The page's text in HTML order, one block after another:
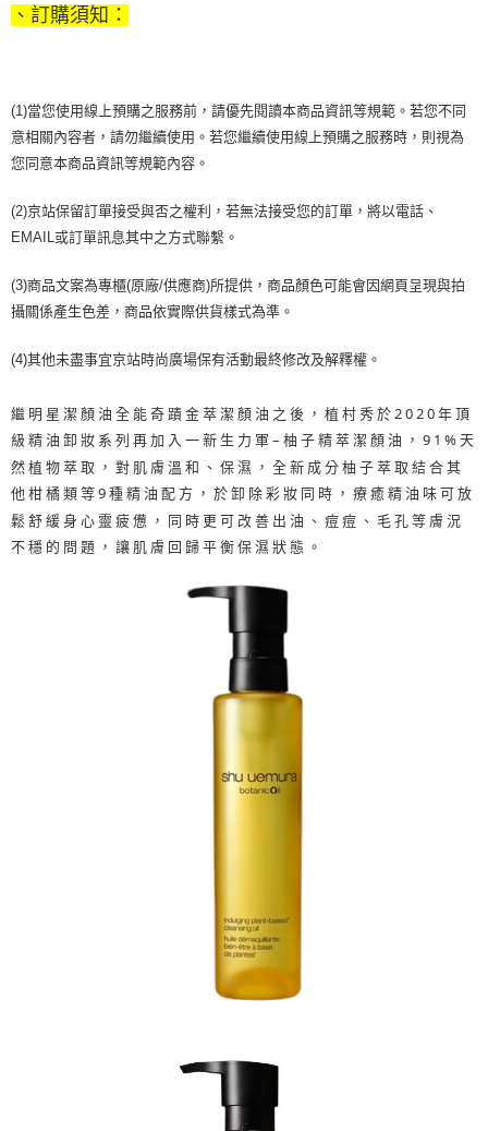
流程，驗證手機門號後，選擇欲分期的期數、繳款截止日，確認付款後即完
成交易。
法說明評估內容。
【繳款方式說明】
1.分期款項不併入電信帳單，「大哥付你分期」於每月結算日後寄送繳費提
醒簡訊。
帳／街口支付／iPASS MONEY」等通路繳費。
【注意事項】
用戶於交易時，得透過本服務購買商品或服務，並由商店將買賣／分期付款
買賣價金債權讓與本公司後，依約使用本公司帳單繳交帳款。
2.基於同意付款使用「大哥付你分期」之契約關係目的，商店將以您的個人
由本公司與您本人進行分期帳單所需資料之確認、核對及更正。
【關於「AFTEE先享後付」】
３．安心：先確認商品／服務後，再付款。
【「AFTEE先享後付」結帳流程】
１．於結帳方式選擇「AFTEE先享後付」後，將跳轉至「AFTEE先享後付」
２．訂單成立數日內，您將收到繳費通知簡訊。
３．收到繳費通知簡訊後14天內，點擊此簡訊中的連結，可透過四大超商／
購買商品的店家。未經商家同意取消之訂單仍視為有效，需透過AFTEE先享
後付繳納相關費用。
是否繳費成功／繳費後需取消欲退款等相關疑問，請聯繫「AFTEE先享後付
客戶支援中心」https://netprotections.freshdesk.com/support/home
【注意事項】
１．透過由恩沛科技股份有限公司提供之「AFTEE先享後付」服務完成之交
易，需依本服務之必要範圍內提供個人資料，並將交易相關給付款項請求債
權轉讓予恩沛科技股份有限公司。
２．關於個人資料處理事宜，請瀏覽以下網址：
３．未成年的使用者請事先徵得法定代理人或監護人之同意方可使用
「AFTEE先享後付」，若未經同意申辦者引起之損失，本公司不負相關責
４．使用「AFTEE先享後付」時，將依據個別帳號之用戶狀況，依本公司即
恩沛科技股份有限公司將有權停止該用戶之使用額度並採取法律行動。
付款後全家取貨
每筆NT$70，滿NT$1,000(含以上)免運費
每筆NT$70，滿NT$1,000(含以上)免運費
每筆NT$100，滿NT$1,200(含以上)免運費
請自備購物袋，若需購買紙袋可現場詢問
、訂購須知：
(1)當您使用線上預購之服務前，請優先閱讀本商品資訊等規範。若您不同
意相關內容者，請勿繼續使用。若您繼續使用線上預購之服務時，則視為
您同意本商品資訊等規範內容。
(2)京站保留訂單接受與否之權利，若無法接受您的訂單，將以電話、
EMAIL或訂單訊息其中之方式聯繫。
(3)商品文案為專櫃(原廠/供應商)所提供，商品顏色可能會因網頁呈現與拍
攝關係產生色差，商品依實際供貨樣式為準。
(4)其他未盡事宜京站時尚廣場保有活動最終修改及解釋權。
繼明星潔顏油全能奇蹟金萃潔顏油之後，植村秀於2020年頂
級精油卸妝系列再加入一新生力軍–柚子精萃潔顏油，91%天
然植物萃取，對肌膚溫和、保濕，全新成分柚子萃取結合其
他柑橘類等9種精油配方，於卸除彩妝同時，療癒精油味可放
鬆舒緩身心靈疲憊，同時更可改善出油、痘痘、毛孔等膚況
不穩的問題，讓肌膚回歸平衡保濕狀態。